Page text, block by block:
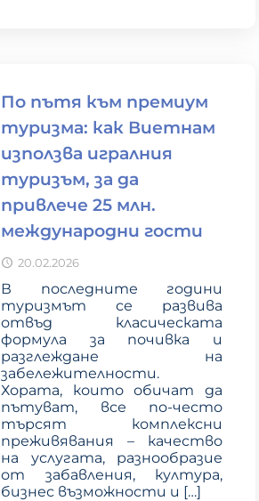
По пътя към премиум
туризма: как Виетнам
използва игралния
туризъм, за да
привлече 25 млн.
международни гости
20.02.2026
В последните години
туризмът се развива
отвъд класическата
формула за почивка и
разглеждане на
забележителности.
Хората, които обичат да
пътуват, все по-често
търсят комплексни
преживявания – качество
на услугата, разнообразие
от забавления, култура,
бизнес възможности и […]